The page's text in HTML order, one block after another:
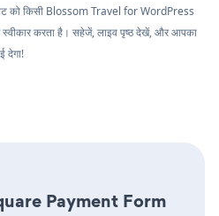
को किसी Blossom Travel for WordPress
स्वीकार करता है। सहेजें, लाइव पृष्ठ देखें, और आपका
देगा!
Payment Form